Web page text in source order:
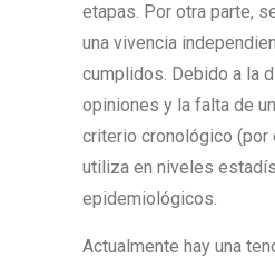
etapas. Por otra parte,
una vivencia
cumplidos. Debido a la
opiniones y la falta de
criterio cronológico
utiliza en niveles
epidemiológicos.
Actualmente hay una